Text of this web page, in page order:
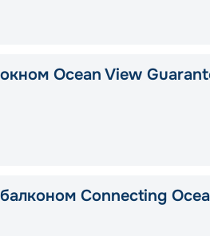
Ocean View
Connecting